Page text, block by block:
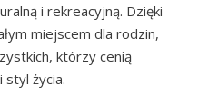
i rekreacyjną. Dzięki
miejscem dla rodzin,
którzy cenią
życia.